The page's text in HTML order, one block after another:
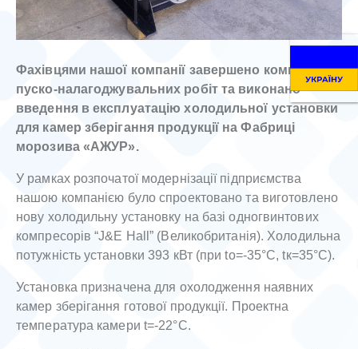
Фахівцями нашої компанії завершено комплекс
пуско-налагоджувальних робіт та виконано
введення в експлуатацію холодильної установки
для камер зберігання продукції на Фабриці
морозива «АЖУР».
У рамках розпочатої модернізації підприємства
нашою компанією було спроектовано та виготовлено
нову холодильну установку на базі одногвинтових
компресорів “J&E Hall” (Великобританія). Холодильна
потужність установки 393 кВт (при to=-35°C, tк=35°C).
Установка призначена для охолодження наявних
камер зберігання готової продукції. Проектна
температура камери t=-22°C.